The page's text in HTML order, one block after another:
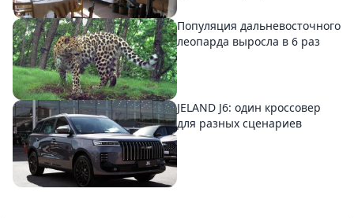
Популяция дальневосточного
леопарда выросла в 6 раз
JELAND J6: один кроссовер
для разных сценариев